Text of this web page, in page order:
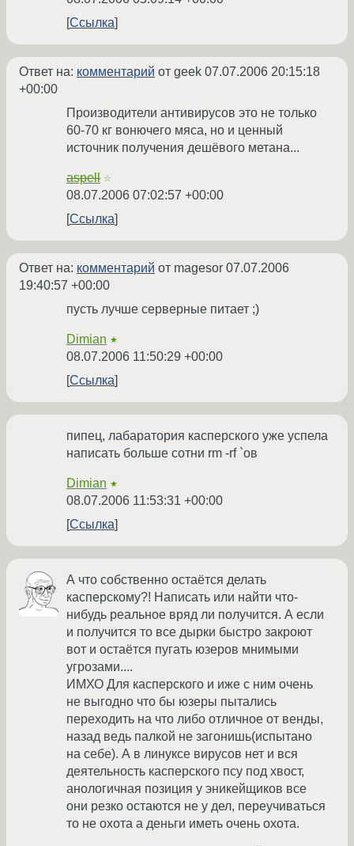
Ссылка
Ответ на: комментарий от geek 07.07.2006 20:15:18
+00:00
Производители антивирусов это не только
60-70 кг вонючего мяса, но и ценный
источник получения дешёвого метана...
aspell ☆
08.07.2006 07:02:57 +00:00
Ссылка
Ответ на: комментарий от magesor 07.07.2006
19:40:57 +00:00
пусть лучше серверные питает ;)
Dimian ★
08.07.2006 11:50:29 +00:00
Ссылка
пипец, лабаратория касперского уже успела
написать больше сотни rm -rf `ов
Dimian ★
08.07.2006 11:53:31 +00:00
Ссылка
А что собственно остаётся делать
касперскому?! Написать или найти что-
нибудь реальное вряд ли получится. А если
и получится то все дырки быстро закроют
вот и остаётся пугать юзеров мнимыми
угрозами....
ИМХО Для касперского и иже с ним очень
не выгодно что бы юзеры пытались
переходить на что либо отличное от венды,
назад ведь палкой не загонишь(испытано
на себе). А в линуксе вирусов нет и вся
деятельность касперского псу под хвост,
анологичная позиция у эникейщиков все
они резко остаются не у дел, переучиваться
то не охота а деньги иметь очень охота.